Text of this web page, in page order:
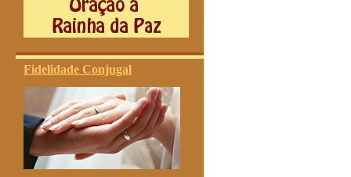
Fidelidade Conjugal